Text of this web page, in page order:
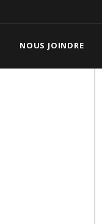
NOUS JOINDRE